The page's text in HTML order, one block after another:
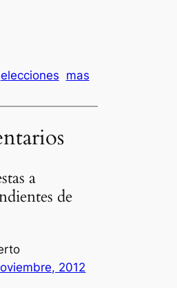
elecciones mas
a
de
2012